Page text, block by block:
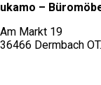
ukamo –
Am Markt 19
36466 Dermbach